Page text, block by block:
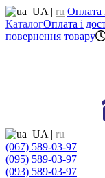
UA | ru Оплата
КаталогОплата і
повернення товару
UA | ru
(067) 589-03-97
(095) 589-03-97
(093) 589-03-97